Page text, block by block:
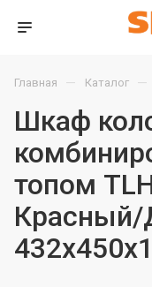
Главная — Каталог —
Шкаф
топом
Красный/